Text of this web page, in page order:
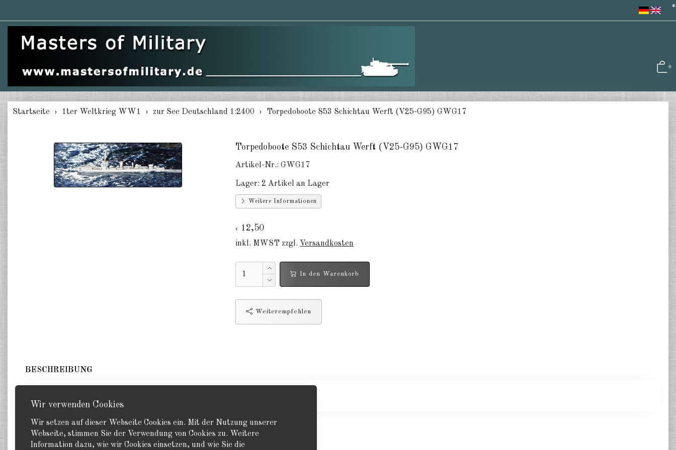
Wir verwenden Cookies
Wir setzen auf dieser Webseite Cookies ein. Mit der Nutzung unserer
Webseite, stimmen Sie der Verwendung von Cookies zu. Weitere
Information dazu, wie wir Cookies einsetzen, und wie Sie die
*
0
Startseite 1ter Weltkrieg WW1 zur See Deutschland 1:2400 Torpedoboote S53 Schichtau Werft (V25-G95) GWG17
Torpedoboote S53 Schichtau Werft (V25-G95) GWG17
Artikel-Nr.: GWG17
Lager: 2 Artikel an Lager
Weitere Informationen
€ 12,50
inkl. MWST zzgl. Versandkosten
In den Warenkorb
Weiterempfehlen
BESCHREIBUNG